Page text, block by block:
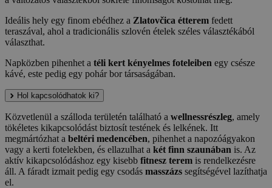
Ideális hely egy finom ebédhez a Zlatovčica étterem fedett
teraszával, ahol a tradicionális szlovén ételek széles választékából
választhat.
Napközben pihenhet a téli kert kényelmes foteleiben egy csésze
kávé, este pedig egy pohár bor társaságában.
Hol kapcsolódhatok ki?
Közvetlenül a szálloda területén található a wellnessrészleg, amely
tökéletes kikapcsolódást biztosít testének és lelkének. Itt
megmártózhat a beltéri medencében, pihenhet a napozóágyakon
vagy a kerti fotelekben, és ellazulhat a két finn szaunában is. Az
aktív kikapcsolódáshoz egy kisebb fitnesz terem is rendelkezésre
áll. A fáradt izmait pedig egy csodás masszázs segítségével lazíthatja
el.